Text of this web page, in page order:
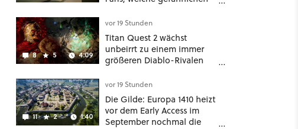
warten
8 5 4:09
vor 19 Stunden
Titan Quest 2 wächst
unbeirrt zu einem immer
größeren Diablo-Rivalen
sogar eine richtige
Beschwörer-Klasse
11 2 1:40
vor 19 Stunden
Die Gilde: Europa 1410 heizt
vor dem Early Access im
September nochmal die